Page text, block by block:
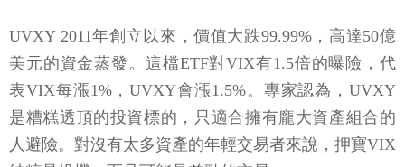
UVXY 2011年創立以來，價值大跌99.99%，高達50億
美元的資金蒸發。這檔ETF對VIX有1.5倍的曝險，代
表VIX每漲1%，UVXY會漲1.5%。專家認為，UVXY
是糟糕透頂的投資標的，只適合擁有龐大資產組合的
人避險。對沒有太多資產的年輕交易者來說，押寶VIX